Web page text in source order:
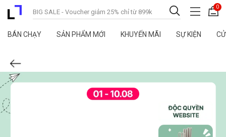
0
BÁN CHẠY SẢN PHẨM MỚI KHUYẾN MÃI SỰ KIỆN